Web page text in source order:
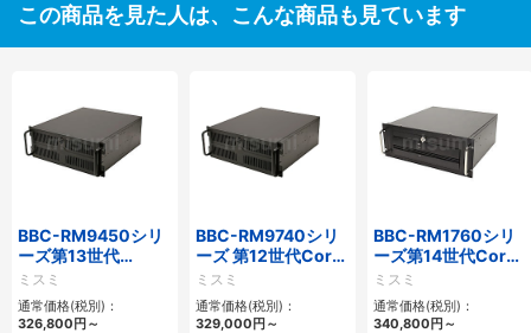
この商品を見た人は、こんな商品も見ています
BBC-RM9450シリ
ーズ第13世代
Core・12世代
Celeron対応ラック
マウント4PCIe
ミスミ
通常価格(税別)：
326,800円～
BBC-RM9740シリ
ーズ 第12世代Core
対応ラックマウント
FAPC4PCI・3PCIe
ミスミ
通常価格(税別)：
329,000円～
BBC-RM1760シリ
ーズ第14世代Core
対応ラックマウント
3PCIe
ミスミ
通常価格(税別)：
340,800円～